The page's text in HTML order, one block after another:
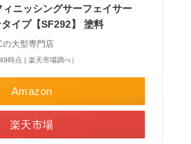
ニッシングサーフェイサー
イプ【SF292】 塗料
大型専門店
時点 | 楽天市場調べ）
Amazon
楽天市場